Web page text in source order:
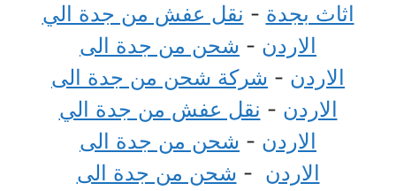
اثاث بجدة - نقل عفش من جدة الي
الاردن - شحن من جدة الى
الاردن - شركة شحن من جدة الى
الاردن - نقل عفش من جدة الي
الاردن - شحن من جدة الى
الاردن - شحن من جدة الى